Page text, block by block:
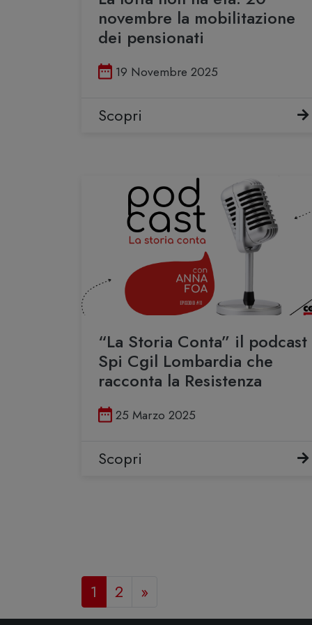
novembre la mobilitazione
dei pensionati
Pubblicato il
19 Novembre 2025
Scopri
“La Storia Conta” il podcast
Spi Cgil Lombardia che
racconta la Resistenza
Pubblicato il
25 Marzo 2025
Scopri
1 2 »